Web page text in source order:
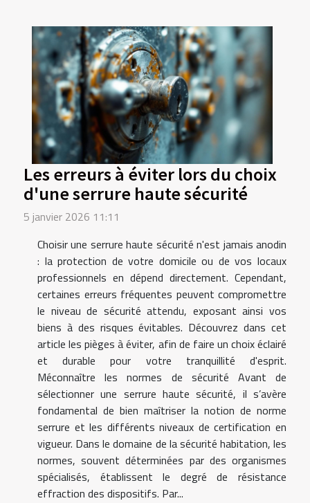
Les erreurs à éviter lors du choix
d'une serrure haute sécurité
5 janvier 2026 11:11
Choisir une serrure haute sécurité n'est jamais anodin
: la protection de votre domicile ou de vos locaux
professionnels en dépend directement. Cependant,
certaines erreurs fréquentes peuvent compromettre
le niveau de sécurité attendu, exposant ainsi vos
biens à des risques évitables. Découvrez dans cet
article les pièges à éviter, afin de faire un choix éclairé
et durable pour votre tranquillité d'esprit.
Méconnaître les normes de sécurité Avant de
sélectionner une serrure haute sécurité, il s’avère
fondamental de bien maîtriser la notion de norme
serrure et les différents niveaux de certification en
vigueur. Dans le domaine de la sécurité habitation, les
normes, souvent déterminées par des organismes
spécialisés, établissent le degré de résistance
effraction des dispositifs. Par...